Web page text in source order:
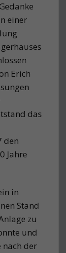
einer
Erich
das
den
Jahre
in
Stand
zu
und
nach der